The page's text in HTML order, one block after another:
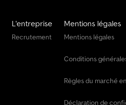
L'entreprise
Recrutement
Mentions légales
Mentions légales
Conditions
Règles du marché
Déclaration de